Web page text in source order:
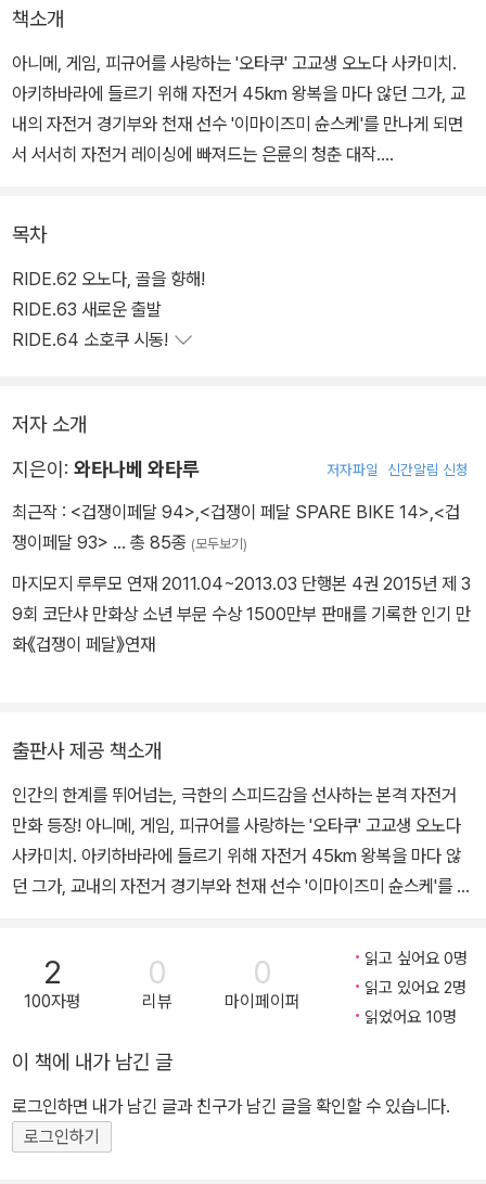
책소개
아니메, 게임, 피규어를 사랑하는 '오타쿠' 고교생 오노다 사카미치.
아키하바라에 들르기 위해 자전거 45km 왕복을 마다 않던 그가, 교
내의 자전거 경기부와 천재 선수 '이마이즈미 슌스케'를 만나게 되면
서 서서히 자전거 레이싱에 빠져드는 은륜의 청춘 대작.
목차
RIDE.62 오노다, 골을 향해!
RIDE.63 새로운 출발
RIDE.64 소호쿠 시동!
저자 소개
지은이: 와타나베 와타루 저자파일 신간알림 신청
최근작 : <겁쟁이페달 94> <겁쟁이 페달 SPARE BIKE 14> <겁
쟁이페달 93> … 총 85종 (모두보기)
마지모지 루루모 연재 2011.04~2013.03 단행본 4권 2015년 제 3
9회 코단샤 만화상 소년 부문 수상 1500만부 판매를 기록한 인기 만
화《겁쟁이 페달》연재
출판사 제공 책소개
인간의 한계를 뛰어넘는, 극한의 스피드감을 선사하는 본격 자전거
만화 등장! 아니메, 게임, 피규어를 사랑하는 '오타쿠' 고교생 오노다
사카미치. 아키하바라에 들르기 위해 자전거 45km 왕복을 마다 않
던 그가, 교내의 자전거 경기부와 천재 선수 '이마이즈미 슌스케'를 만
2
100자평
0
리뷰
0
마이페이퍼
읽고 싶어요 0명
읽고 있어요 2명
읽었어요 10명
이 책에 내가 남긴 글
로그인하면 내가 남긴 글과 친구가 남긴 글을 확인할 수 있습니다.
로그인하기